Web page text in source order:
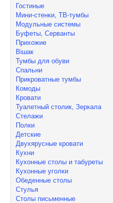
Гостиные
Мини-стенки, ТВ-тумбы
Модульные системы
Буфеты, Серванты
Прихожие
Вішак
Тумбы для обуви
Спальни
Прикроватные тумбы
Комоды
Кровати
Туалетный столик, Зеркала
Стелажи
Полки
Детские
Двухярусные кровати
Кухни
Кухонные столы и табуреты
Кухонные уголки
Обеденные столы
Стулья
Столы письменные